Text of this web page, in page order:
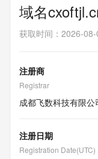
域名
获取时间 ： 2026-
注册商
Registrar
成都飞数科技有限公
注册日期
Registration Date(UTC)